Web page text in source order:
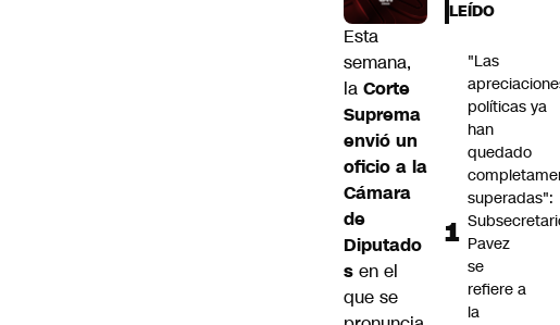
Esta
semana,
la Corte
Suprema
envió un
oficio a la
Cámara
de
Diputado
s en el
que se
LEÍDO
"Las
políticas ya
han
quedado
superadas":
Pavez
se
refiere a
la